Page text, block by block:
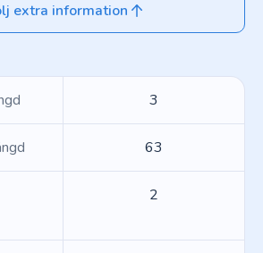
extra information
3
63
2